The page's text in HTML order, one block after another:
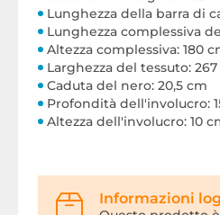
Lunghezza della barra di
Lunghezza complessiva
Altezza complessiva: 180
Larghezza del tessuto:
Caduta del nero: 20,5 cm
Profondità dell'involucro:
Altezza dell'involucro: 10
Informazioni